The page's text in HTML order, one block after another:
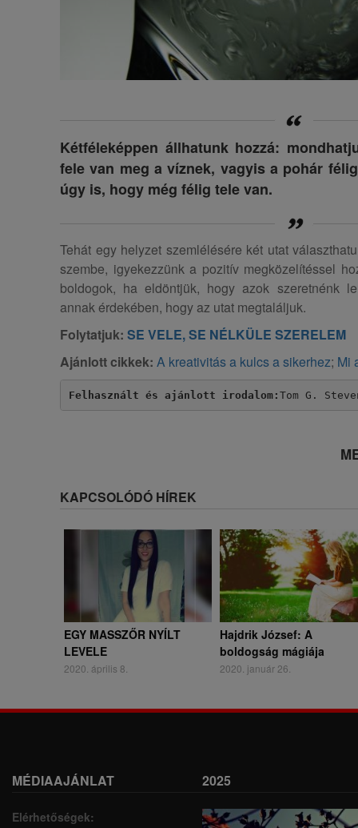
Kétféleképpen állhatunk hozzá:
fele van meg a víznek, vagyis a pohár
úgy is, hogy még félig tele van.
Tehát egy helyzet szemlélésére két utat
szembe, igyekezzünk a pozitív megközelítéssel
boldogok, ha eldöntjük, hogy azok szeretnénk
annak érdekében, hogy az utat megtaláljuk.
Folytatjuk: SE VELE, SE NÉLKÜLE SZERELEM
Ajánlott cikkek: A kreativitás a kulcs a sikerhez; Mi
Felhasznált és ajánlott irodalom: Tom G.
KAPCSOLÓDÓ HÍREK
EGY MASSZŐR NYÍLT
LEVELE
2020. április 8.
Hajdrik József: A
boldogság mágiája
2020. január 26.
MÉDIAAJÁNLAT
Elérhetőségek:
2025